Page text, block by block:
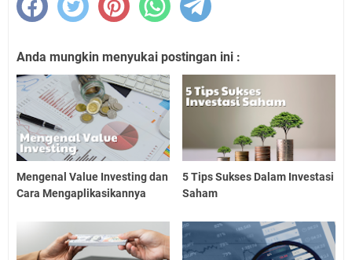
Anda mungkin menyukai postingan ini :
Mengenal Value Investing dan
Cara Mengaplikasikannya
5 Tips Sukses Dalam Investasi
Saham